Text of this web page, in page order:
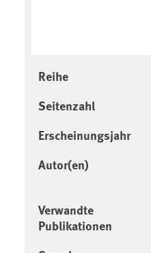
Reihe
Seitenzahl
Erscheinungsjahr
Autor(en)
Verwandte
Publikationen